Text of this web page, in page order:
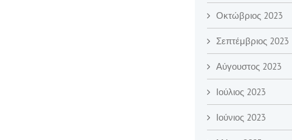
Οκτώβριος 2023
Σεπτέμβριος 2023
Αύγουστος 2023
Ιούλιος 2023
Ιούνιος 2023